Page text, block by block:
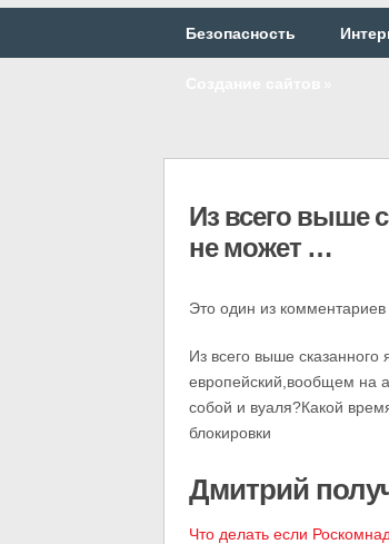
Безопасность
Из всего выше
не может …
Это один из комментариев
Из всего выше сказанного
европейский,вообщем на
собой и вуаля?Какой
блокировки
Дмитрий
Что делать если